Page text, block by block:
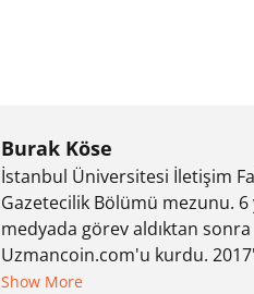
Burak Köse
İstanbul Üniversitesi İletişim
Gazetecilik Bölümü mezunu. 6
medyada görev aldıktan sonra
Uzmancoin.com'u kurdu.
ayından bu yana bilfiil kripto
Show More